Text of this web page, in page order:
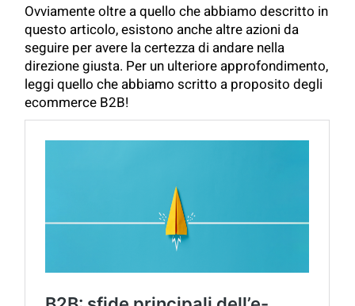
Ovviamente oltre a quello che abbiamo descritto in
questo articolo, esistono anche altre azioni da
seguire per avere la certezza di andare nella
direzione giusta. Per un ulteriore approfondimento,
leggi quello che abbiamo scritto a proposito degli
ecommerce B2B!